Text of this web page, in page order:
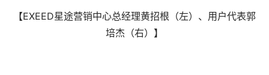
【EXEED星途营销中心总经理黄招根（左）、用户代表郭
培杰（右）】